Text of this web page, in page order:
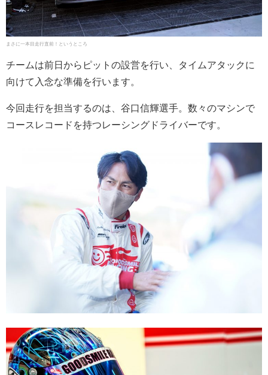
まさに一本目走行直前！というところ
チームは前日からピットの設営を行い、タイムアタックに
向けて入念な準備を行います。
今回走行を担当するのは、谷口信輝選手。数々のマシンで
コースレコードを持つレーシングドライバーです。